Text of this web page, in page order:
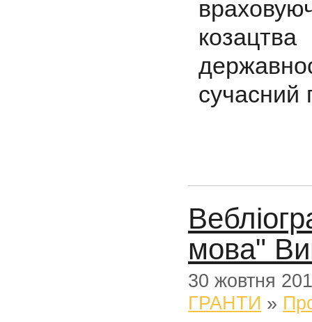
мова"
30 жовтня
ГРАНТИ »